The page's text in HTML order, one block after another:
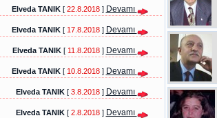
Elveda TANIK[22.8.2018 ] Devamı
Elveda TANIK[17.8.2018 ] Devamı
Elveda TANIK[11.8.2018 ] Devamı
Elveda TANIK[10.8.2018 ] Devamı
Elveda TANIK[3.8.2018 ] Devamı
Elveda TANIK[2.8.2018 ] Devamı